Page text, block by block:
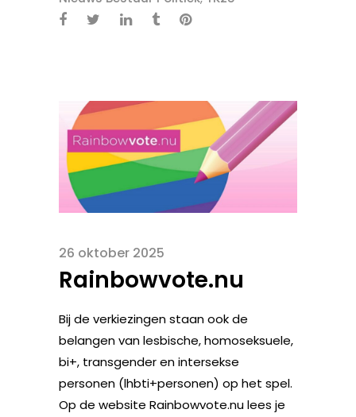
26 oktober 2025
Rainbowvote.nu
Bij de verkiezingen staan ook de
belangen van lesbische, homoseksuele,
bi+, transgender en intersekse
personen (lhbti+personen) op het spel.
Op de website Rainbowvote.nu lees je